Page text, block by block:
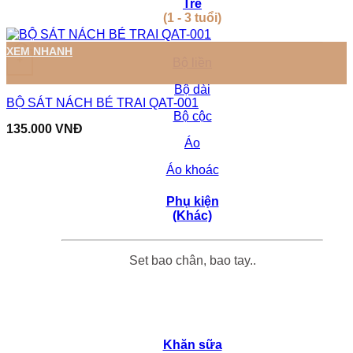
Trẻ
(1 - 3 tuổi)
Bộ dài
Bộ cộc
Áo
Áo khoác
Phụ kiện
(Khác)
Set bao chân, bao tay..
Khăn sữa
+
Sản phẩm này có nhiều biến thể. Các tùy chọn có thể được
XEM NHANH
BỘ SÁT NÁCH BÉ TRAI QAT-001
135.000 VNĐ